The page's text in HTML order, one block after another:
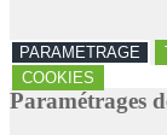
PARAMETRAGE
COOKIES
Paramétrages